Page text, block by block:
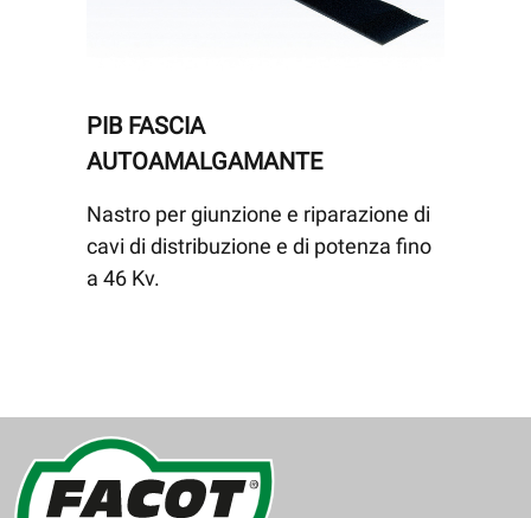
PIB FASCIA
AUTOAMALGAMANTE
Nastro per giunzione e riparazione di
cavi di distribuzione e di potenza fino
a 46 Kv.